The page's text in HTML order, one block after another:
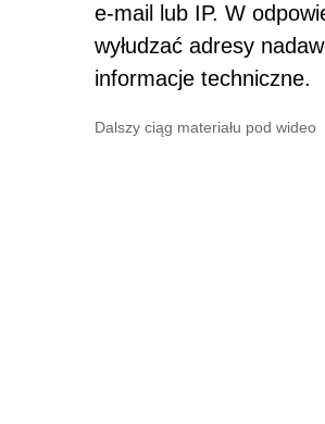
e-mail lub IP. W
wyłudzać adresy
informacje techniczne.
Dalszy ciąg materiału pod wideo